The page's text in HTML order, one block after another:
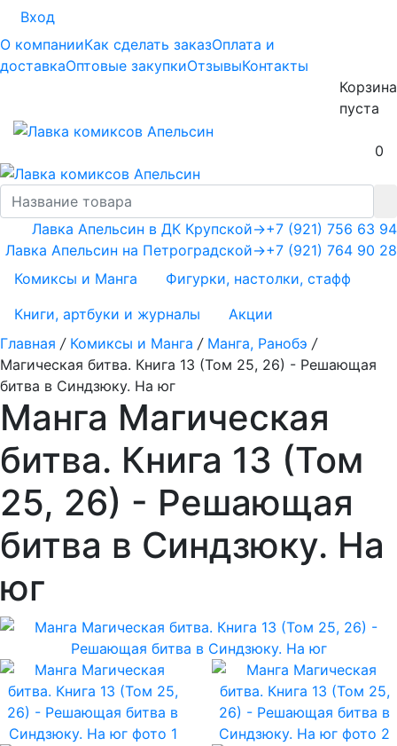
Вход
О компанииКак сделать заказОплата и
доставкаОптовые закупкиОтзывыКонтакты
Корзина
пуста
0
+7 (921) 756 63 94
+7 (921) 764 90 28
Лавка Апельсин в ДК Крупской→
Лавка Апельсин на Петроградской→
Комиксы и Манга
Фигурки, настолки, стафф
Книги, артбуки и журналы
Акции
Главная / Комиксы и Манга / Манга, Ранобэ /
Магическая битва. Книга 13 (Том 25, 26) - Решающая
битва в Синдзюку. На юг
Манга Магическая
битва. Книга 13 (Том
25, 26) - Решающая
битва в Синдзюку. На
юг